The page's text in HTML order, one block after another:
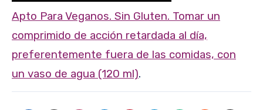
Apto Para Veganos. Sin Gluten. Tomar un
comprimido de acción retardada al día,
preferentemente fuera de las comidas, con
un vaso de agua (120 ml).